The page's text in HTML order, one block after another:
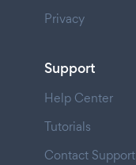
Privacy
Support
Help Center
Tutorials
Contact Support